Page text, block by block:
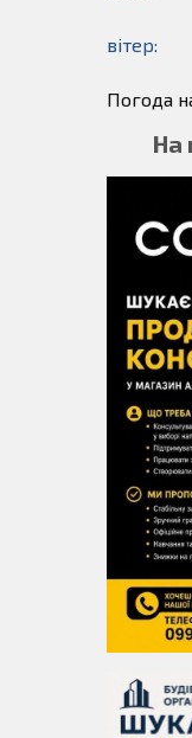
вітер:
Погода
На